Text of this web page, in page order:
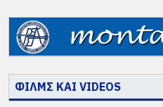
ΦΙΛΜΣ ΚΑΙ VIDEOS